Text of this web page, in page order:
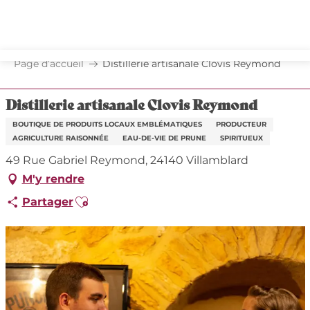
principal
Page d’accueil Distillerie artisanale Clovis Reymond
Distillerie artisanale Clovis Reymond
BOUTIQUE DE PRODUITS LOCAUX EMBLÉMATIQUES
PRODUCTEUR
AGRICULTURE RAISONNÉE
EAU-DE-VIE DE PRUNE SPIRITUEUX
49 Rue Gabriel Reymond, 24140 Villamblard
M'y rendre
PartagerAjouter aux favoris